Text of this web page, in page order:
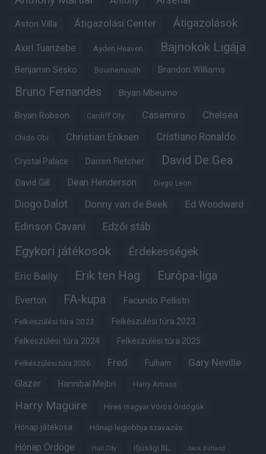
Aston Villa Átigazolási Center Átigazolások
Axel Tuanzebe Ayden Heaven Bajnokok Ligája
Benjamin Sesko Bournemouth Brandon Williams
Bruno Fernandes Bryan Mbeumo
Bryan Robson Cardiff City Casemiro Chelsea
Chido Obi Christian Eriksen Cristiano Ronaldo
Crystal Palace Darren Fletcher David De Gea
David Gill Dean Henderson Diego Leon
Diogo Dalot Donny van de Beek Ed Woodward
Edinson Cavani Edzői stáb
Egykori játékosok Érdekességek
Eric Bailly Erik ten Hag Európa-liga
Everton FA-kupa Facundo Pellistri
Felkészülési túra 2022 Felkészülési túra 2023
Felkészülési túra 2024 Felkészülési túra 2025
Felkészülési túra 2026 Fred Fulham Gary Neville
Glazer Hannibal Mejbri Harry Amass
Harry Maguire Híres magyar Vörös Ördögök
Hónap játékosa Hónap legjobbja szavazás
Hónap Ördöge Hull City Ifjúsági BL Jack Butland